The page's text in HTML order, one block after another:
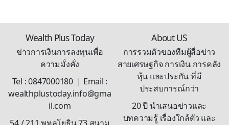
Wealth Plus Today
ข่าวการเงินการลงทุนเพื่อ
ความมั่งคั่ง
Tel : 0847000180 | Email :
wealthplustoday.info@gma
il.com
About US
การรวมตัวของทีมผู้สื่อข่าว
สายเศรษฐกิจ การเงิน การคลัง
หุ้น และประกัน ที่มี
ประสบการณ์กว่า
20 ปี นำเสนอข่าวและ
บทความรู้ เรื่องใกล้ตัว และ